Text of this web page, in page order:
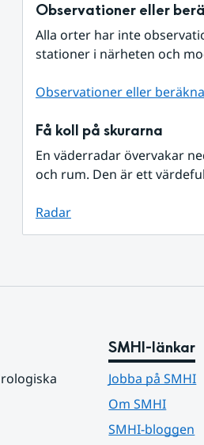
Observationer eller
Alla orter har inte
stationer i närheten och
Observationer eller
Få koll på skurarna
En väderradar övervakar
och rum. Den är ett
Radar
SMHI-länkar
Jobba på SMHI
Om SMHI
SMHI-bloggen